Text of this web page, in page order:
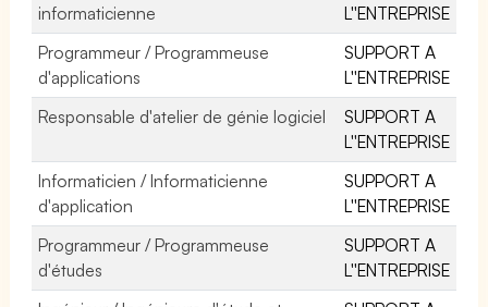
informaticienne
L''ENTREPRISE
Programmeur / Programmeuse
d'applications
SUPPORT A
L''ENTREPRISE
Responsable d'atelier de génie logiciel
SUPPORT A
L''ENTREPRISE
Informaticien / Informaticienne
d'application
SUPPORT A
L''ENTREPRISE
Programmeur / Programmeuse
d'études
SUPPORT A
L''ENTREPRISE